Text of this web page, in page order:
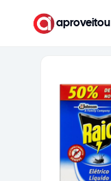
aproveitou